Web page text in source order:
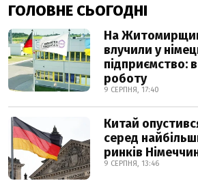
ГОЛОВНЕ СЬОГОДНІ
На
влучили у
підприємство:
роботу
9 СЕРПНЯ, 17:40
Китай
серед
ринків
9 СЕРПНЯ, 13:46